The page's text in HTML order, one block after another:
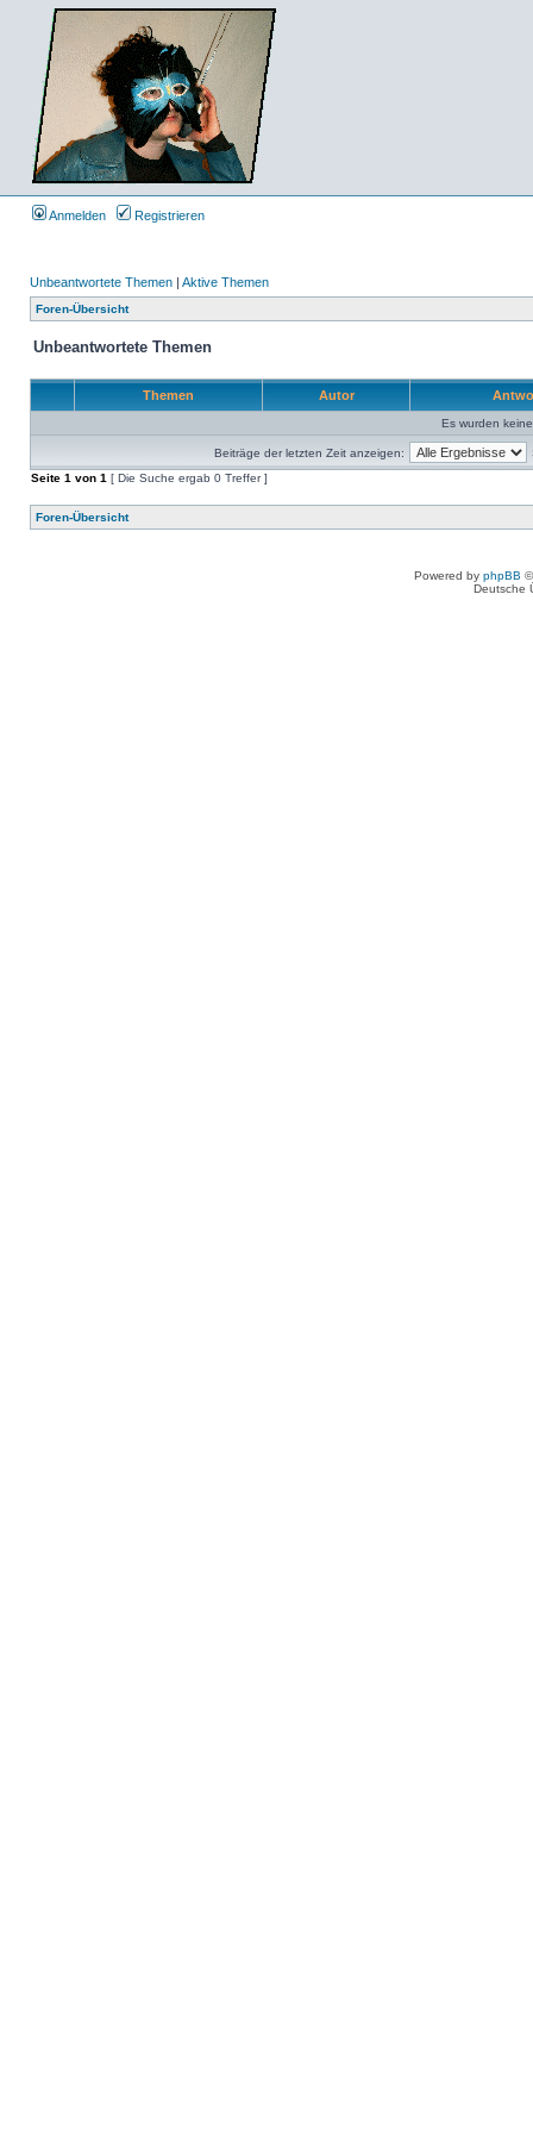
Anmelden Registrieren
Unbeantwortete Themen | Aktive Themen
Foren-Übersicht
Unbeantwortete Themen
Themen Autor
Es wurden
Beiträge der letzten Zeit anzeigen:
Seite 1 von 1 [ Die Suche ergab 0 Treffer ]
Foren-Übersicht
Powered by phpBB
Deutsche